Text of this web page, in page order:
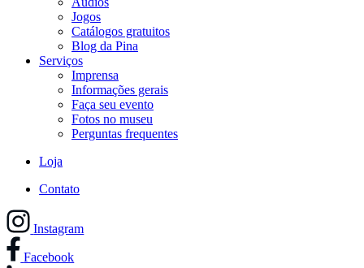
Jogos
Catálogos gratuitos
Blog da Pina
Serviços
Imprensa
Informações gerais
Faça seu evento
Fotos no museu
Perguntas frequentes
Loja
Contato
Instagram
Facebook